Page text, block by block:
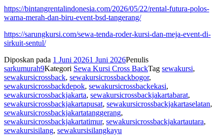
https://bintangrentalindonesia.com/2026/05/22/rental-futura-polos-
warna-merah-dan-biru-event-bsd-tangerang/
https://sarungkursi.com/sewa-tenda-roder-kursi-dan-meja-event-di-
sirkuit-sentul/
Diposkan pada 1 Juni 20261 Juni 2026Penulis
sarkumurah9Kategori Sewa Kursi Cross BackTag sewakursi,
sewakursicrossback, sewakursicrossbackbogor,
sewakursicrossbackdepok, sewakursicrossbackekasi,
sewakursicrossbackjakarta, sewakursicrossbackjakartabarat,
sewakursicrossbackjakartapusat, sewakursicrossbackjakartaselatan,
sewakursicrossbackjakartatanggerang,
sewakursicrossbackjakartatimur, sewakursicrossbackjakartautara,
sewakursisilang, sewakursisilangkayu